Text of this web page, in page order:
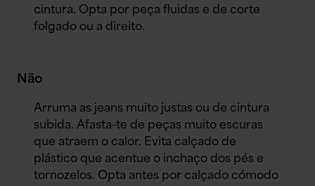
cintura. Opta por peça fluidas e de corte
folgado ou a direito.
Não
Arruma as jeans muito justas ou de cintura
subida. Afasta-te de peças muito escuras
que atraem o calor. Evita calçado de
plástico que acentue o inchaço dos pés e
tornozelos. Opta antes por calçado cómodo